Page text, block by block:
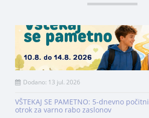
Dodano: 13 jul. 2026
VŠTEKAJ SE PAMETNO: 5-dnevno
otrok za varno rabo zaslonov